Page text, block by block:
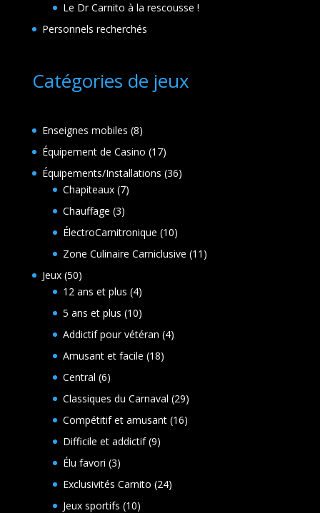
Le Dr Carnito à la rescousse !
Personnels recherchés
Catégories de jeux
Enseignes mobiles 88
produits
Équipement de Casino 1717
produits
Équipements/Installations 3636
Chapiteaux 77
Chauffage 33
produits
ÉlectroCarnitronique 1010
produits
Zone Culinaire Carniclusive 11 11
Jeux 5050
produits
12 ans et plus 44
produits
5 ans et plus 1010
produits
Addictif pour vétéran 44
Amusant et facile 1818
Central 66
produits
Classiques du Carnaval 2929
produits
Compétitif et amusant 1616
Difficile et addictif 99
Élu favori 33
produits
Exclusivités Carnito 2424
Jeux sportifs 1010